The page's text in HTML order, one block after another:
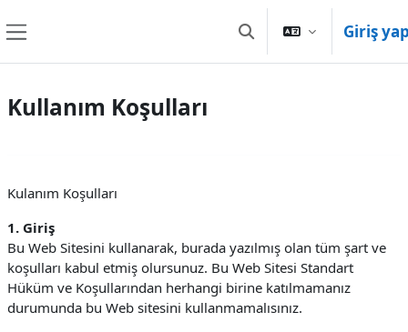
Arama girişini değiştir
Giriş
Kullanım Koşulları
Kulanım Koşulları
1. Giriş
Bu Web Sitesini kullanarak, burada yazılmış olan tüm şart ve
koşulları kabul etmiş olursunuz. Bu Web Sitesi Standart
Hüküm ve Koşullarından herhangi birine katılmamanız
durumunda bu Web sitesini kullanmamalısınız.